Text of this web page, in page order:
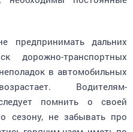
дорожно-транспортных
в автомобильных
Водителям-
помнить о своей
сезону, не забывать про
горячим чаем, иметь по